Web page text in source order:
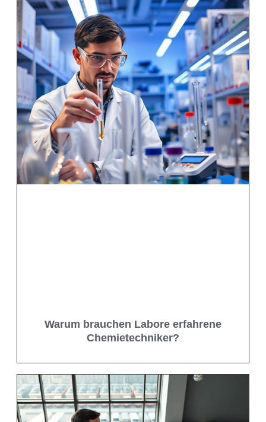
Warum brauchen Labore erfahrene
Chemietechniker?